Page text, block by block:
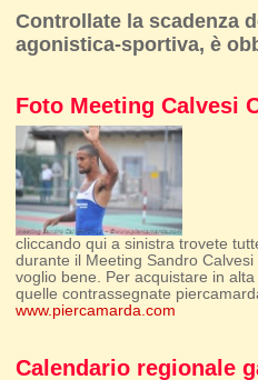
Controllate la scadenza
agonistica-sportiva, è
Foto Meeting Calvesi
cliccando qui a sinistra trovete
durante il Meeting Sandro
voglio bene. Per acquistare in
quelle contrassegnate
www.piercamarda.com
Calendario regionale